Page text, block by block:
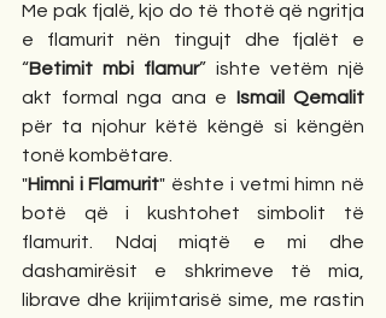
Me pak fjalë, kjo do të thotë që ngritja
e flamurit nën tingujt dhe fjalët e
“Betimit mbi flamur” ishte vetëm një
akt formal nga ana e Ismail Qemalit
për ta njohur këtë këngë si këngën
tonë kombëtare.
"Himni i Flamurit" ështe i vetmi himn në
botë që i kushtohet simbolit të
flamurit. Ndaj miqtë e mi dhe
dashamirësit e shkrimeve të mia,
librave dhe krijimtarisë sime, me rastin